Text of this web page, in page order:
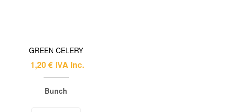
GREEN CELERY
1,20€ IVA Inc.
Bunch